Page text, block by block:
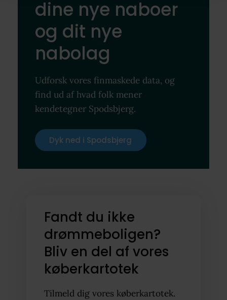
dine nye naboer
og dit nye
nabolag
Udforsk vores finmaskede data, og
find ud af hvad folk mener
kendetegner Spodsbjerg.
Dyk ned i Spodsbjerg
Fandt du ikke
drømmeboligen?
Bliv en del af vores
køberkartotek
Tilmeld dig vores køberkartotek.